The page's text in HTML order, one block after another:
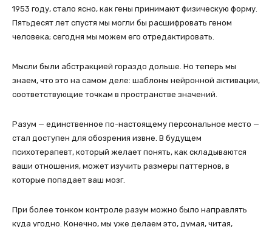
1953 году, стало ясно, как гены принимают физическую форму.
Пятьдесят лет спустя мы могли бы расшифровать геном
человека; сегодня мы можем его отредактировать.
Мысли были абстракцией гораздо дольше. Но теперь мы
знаем, что это на самом деле: шаблоны нейронной активации,
соответствующие точкам в пространстве значений.
Разум — единственное по-настоящему персональное место —
стал доступен для обозрения извне. В будущем
психотерапевт, который желает понять, как складываются
ваши отношения, может изучить размеры паттернов, в
которые попадает ваш мозг.
При более тонком контроле разум можно было направлять
куда угодно. Конечно, мы уже делаем это, думая, читая,